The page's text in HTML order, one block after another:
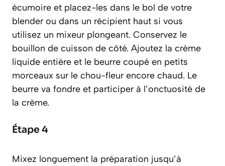
écumoire et placez-les dans le bol de votre
blender ou dans un récipient haut si vous
utilisez un mixeur plongeant. Conservez le
bouillon de cuisson de côté. Ajoutez la crème
liquide entière et le beurre coupé en petits
morceaux sur le chou-fleur encore chaud. Le
beurre va fondre et participer à l’onctuosité de
la crème.
Étape 4
Mixez longuement la préparation jusqu’à